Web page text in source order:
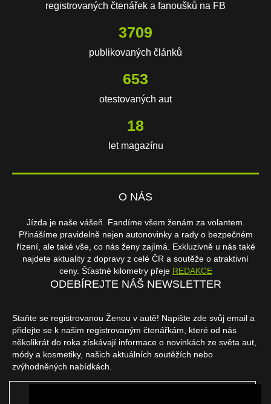
registrovaných čtenářek a fanoušků na FB
3709
publikovaných článků
653
otestovaných aut
18
let magazínu
O NÁS
Jízda je naše vášeň. Fandíme všem ženám za volantem.
Přinášíme pravidelně nejen autonovinky a rady o bezpečném
řízení, ale také vše, co nás ženy zajímá. Exkluzivně u nás také
najdete aktuality z dopravy z celé ČR a soutěže o atraktivní
ceny. Šťastné kilometry přeje REDAKCE
ODEBÍREJTE NÁŠ NEWSLETTER
Staňte se registrovanou Ženou v autě! Napište zde svůj email a
přidejte se k našim registrovaným čtenářkám, které od nás
několikrát do roka získávají informace o novinkách ze světa aut,
módy a kosmetiky, našich aktuálních soutěžích nebo
zvýhodněných nabídkách.